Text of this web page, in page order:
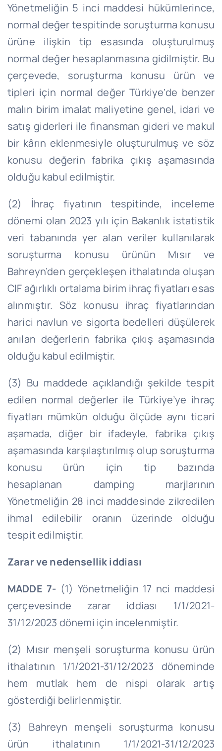
Yönetmeliğin 5 inci maddesi hükümlerince,
normal değer tespitinde soruşturma konusu
ürüne ilişkin tip esasında oluşturulmuş
normal değer hesaplanmasına gidilmiştir. Bu
çerçevede, soruşturma konusu ürün ve
tipleri için normal değer Türkiye’de benzer
malın birim imalat maliyetine genel, idari ve
satış giderleri ile finansman gideri ve makul
bir kârın eklenmesiyle oluşturulmuş ve söz
konusu değerin fabrika çıkış aşamasında
olduğu kabul edilmiştir.
(2) İhraç fiyatının tespitinde, inceleme
dönemi olan 2023 yılı için Bakanlık istatistik
veri tabanında yer alan veriler kullanılarak
soruşturma konusu ürünün Mısır ve
Bahreyn’den gerçekleşen ithalatında oluşan
CIF ağırlıklı ortalama birim ihraç fiyatları esas
alınmıştır. Söz konusu ihraç fiyatlarından
harici navlun ve sigorta bedelleri düşülerek
anılan değerlerin fabrika çıkış aşamasında
olduğu kabul edilmiştir.
(3) Bu maddede açıklandığı şekilde tespit
edilen normal değerler ile Türkiye’ye ihraç
fiyatları mümkün olduğu ölçüde aynı ticari
aşamada, diğer bir ifadeyle, fabrika çıkış
aşamasında karşılaştırılmış olup soruşturma
konusu ürün için tip bazında
hesaplanan damping marjlarının
Yönetmeliğin 28 inci maddesinde zikredilen
ihmal edilebilir oranın üzerinde olduğu
tespit edilmiştir.
Zarar ve nedensellik iddiası
MADDE 7- (1) Yönetmeliğin 17 nci maddesi
çerçevesinde zarar iddiası 1/1/2021-
31/12/2023 dönemi için incelenmiştir.
(2) Mısır menşeli soruşturma konusu ürün
ithalatının 1/1/2021-31/12/2023 döneminde
hem mutlak hem de nispi olarak artış
gösterdiği belirlenmiştir.
(3) Bahreyn menşeli soruşturma konusu
ürün ithalatının 1/1/2021-31/12/2023